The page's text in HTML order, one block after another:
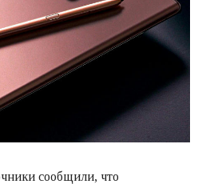
сообщили, что